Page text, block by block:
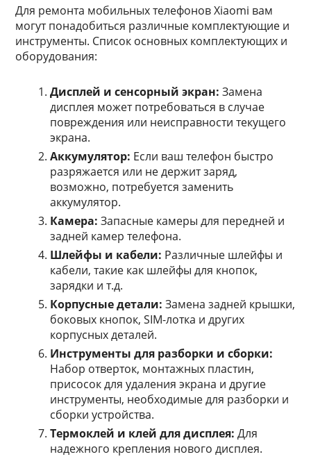
Для ремонта мобильных телефонов Xiaomi вам
могут понадобиться различные комплектующие и
инструменты. Cписок основных комплектующих и
оборудования:
Дисплей и сенсорный экран: Замена
дисплея может потребоваться в случае
повреждения или неисправности текущего
экрана.
Аккумулятор: Если ваш телефон быстро
разряжается или не держит заряд,
возможно, потребуется заменить
аккумулятор.
Камера: Запасные камеры для передней и
задней камер телефона.
Шлейфы и кабели: Различные шлейфы и
кабели, такие как шлейфы для кнопок,
зарядки и т.д.
Корпусные детали: Замена задней крышки,
боковых кнопок, SIM-лотка и других
корпусных деталей.
Инструменты для разборки и сборки:
Набор отверток, монтажных пластин,
присосок для удаления экрана и другие
инструменты, необходимые для разборки и
сборки устройства.
Термоклей и клей для дисплея: Для
надежного крепления нового дисплея.